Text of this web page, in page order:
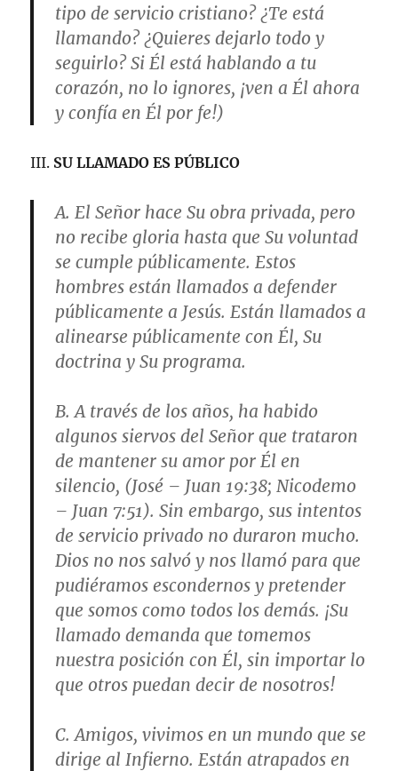
tipo de servicio cristiano? ¿Te está
llamando? ¿Quieres dejarlo todo y
seguirlo? Si Él está hablando a tu
corazón, no lo ignores, ¡ven a Él ahora
y confía en Él por fe!)
III. SU LLAMADO ES PÚBLICO
A. El Señor hace Su obra privada, pero
no recibe gloria hasta que Su voluntad
se cumple públicamente. Estos
hombres están llamados a defender
públicamente a Jesús. Están llamados a
alinearse públicamente con Él, Su
doctrina y Su programa.
B. A través de los años, ha habido
algunos siervos del Señor que trataron
de mantener su amor por Él en
silencio, (José – Juan 19:38; Nicodemo
– Juan 7:51). Sin embargo, sus intentos
de servicio privado no duraron mucho.
Dios no nos salvó y nos llamó para que
pudiéramos escondernos y pretender
que somos como todos los demás. ¡Su
llamado demanda que tomemos
nuestra posición con Él, sin importar lo
que otros puedan decir de nosotros!
C. Amigos, vivimos en un mundo que se
dirige al Infierno. Están atrapados en